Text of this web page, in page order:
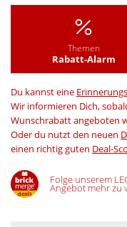
Themen
Rabatt-Alarm
Du kannst eine
Wir informieren Dich,
Wunschrabatt angeboten
Oder du nutzt den neuen
einen richtig guten Deal-
Folge unserem
Angebot mehr zu